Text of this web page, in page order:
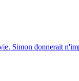
Simon donnerait